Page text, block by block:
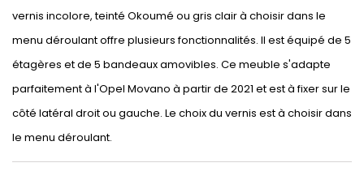
vernis incolore, teinté Okoumé ou gris clair à choisir dans le
menu déroulant offre plusieurs fonctionnalités. Il est équipé de 5
étagères et de 5 bandeaux amovibles. Ce meuble s'adapte
parfaitement à l'Opel Movano à partir de 2021 et est à fixer sur le
côté latéral droit ou gauche. Le choix du vernis est à choisir dans
le menu déroulant.